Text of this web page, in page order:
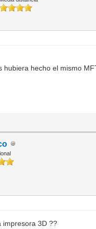
hubiera hecho el mismo
impresora 3D ??